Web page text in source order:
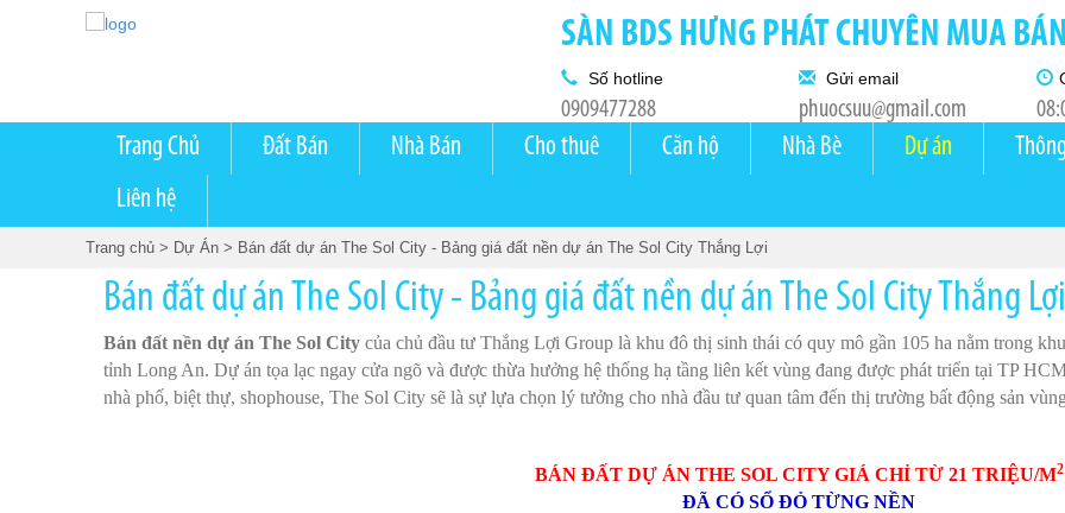
SÀN BDS HƯNG PHÁT CHUYÊN MUA
Số hotline
0909477288
Gửi email
phuocsuu@gmail.com
Trang Chủ Đất Bán Nhà Bán Cho thuê Căn hộ Nhà Bè Dự án
Liên hệ
Trang chủ > Dự Án > Bán đất dự án The Sol City - Bảng giá đất nền dự án The Sol City Thắng Lợi
Bán đất dự án The Sol City - Bảng giá đất nền dự án The Sol City Thắng Lợi
Bán đất nền dự án The Sol City của chủ đầu tư Thắng Lợi Group là khu đô thị sinh thái có quy mô gần 105 ha nằm trong
tỉnh Long An. Dự án tọa lạc ngay cửa ngõ và được thừa hưởng hệ thống hạ tầng liên kết vùng đang được phát triển tại TP
nhà phố, biệt thự, shophouse, The Sol City sẽ là sự lựa chọn lý tưởng cho nhà đầu tư quan tâm đến thị trường bất động sản
BÁN ĐẤT DỰ ÁN THE SOL CITY GIÁ CHỈ TỪ 21 TRIỆU/M2
ĐÃ CÓ SỔ ĐỎ TỪNG NỀN